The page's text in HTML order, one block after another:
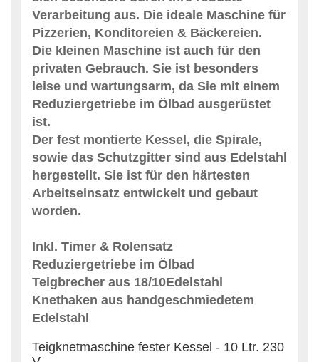
Verarbeitung aus. Die ideale Maschine für
Pizzerien, Konditoreien & Bäckereien.
Die kleinen Maschine ist auch für den
privaten Gebrauch. Sie ist besonders
leise und wartungsarm, da Sie mit einem
Reduziergetriebe im Ölbad ausgerüstet
ist.
Der fest montierte Kessel, die Spirale,
sowie das Schutzgitter sind aus Edelstahl
hergestellt. Sie ist für den härtesten
Arbeitseinsatz entwickelt und gebaut
worden.
Inkl. Timer & Rolensatz
Reduziergetriebe im Ölbad
Teigbrecher aus 18/10Edelstahl
Knethaken aus handgeschmiedetem
Edelstahl
Teigknetmaschine fester Kessel - 10 Ltr. 230